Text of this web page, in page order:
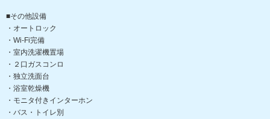
■その他設備
・オートロック
・Wi-Fi完備
・室内洗濯機置場
・２口ガスコンロ
・独立洗面台
・浴室乾燥機
・モニタ付きインターホン
・バス・トイレ別